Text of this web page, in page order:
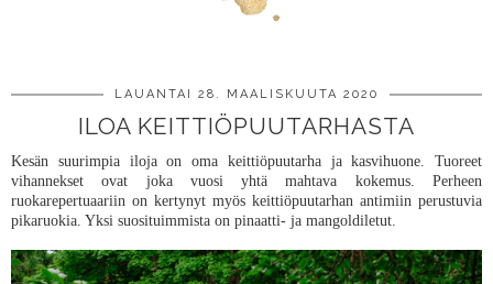
LAUANTAI 28. MAALISKUUTA 2020
ILOA KEITTIÖPUUTARHASTA
Kesän suurimpia iloja on oma keittiöpuutarha ja kasvihuone. Tuoreet
vihannekset ovat joka vuosi yhtä mahtava kokemus. Perheen
ruokarepertuaariin on kertynyt myös keittiöpuutarhan antimiin perustuvia
pikaruokia. Yksi suosituimmista on pinaatti- ja mangoldiletut.